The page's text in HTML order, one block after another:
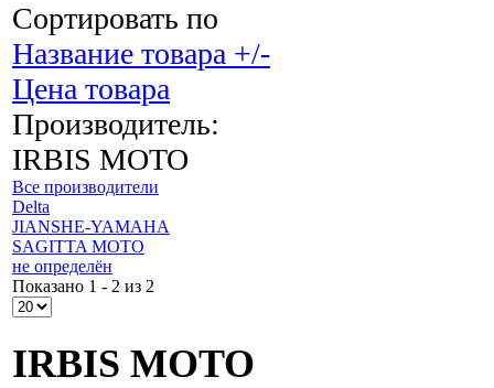
Сортировать по
Название товара +/-
Цена товара
Производитель:
IRBIS MOTO
Все производители
Delta
JIANSHE-YAMAHA
SAGITTA MOTO
не определён
Показано 1 - 2 из 2
IRBIS MOTO